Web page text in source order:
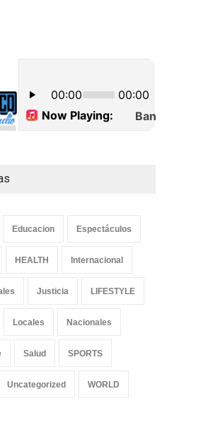
Educacion Espectáculos
HEALTH Internacional
Justicia LIFESTYLE
Locales Nacionales
Salud SPORTS
Uncategorized WORLD